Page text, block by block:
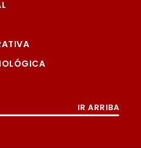
IR ARRIBA